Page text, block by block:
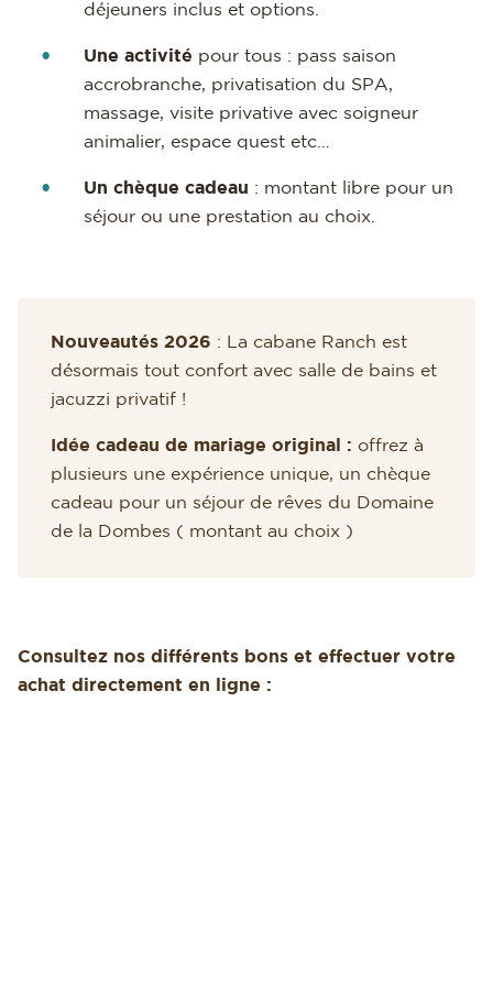
déjeuners inclus et options.
Une activité pour tous : pass saison
accrobranche, privatisation du SPA,
massage, visite privative avec soigneur
animalier, espace quest etc…
Un chèque cadeau : montant libre pour un
séjour ou une prestation au choix.
Nouveautés 2026 : La cabane Ranch est
désormais tout confort avec salle de bains et
jacuzzi privatif !
Idée cadeau de mariage original : offrez à
plusieurs une expérience unique, un chèque
cadeau pour un séjour de rêves du Domaine
de la Dombes ( montant au choix )
Consultez nos différents bons et effectuer votre
achat directement en ligne :